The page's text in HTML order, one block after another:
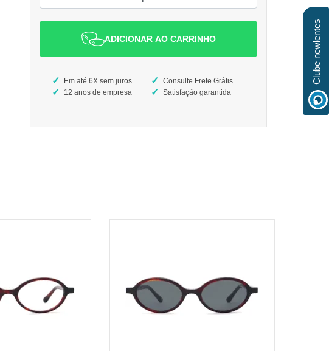
ADICIONAR AO CARRINHO
Em até 6X sem juros
12 anos de empresa
Consulte Frete Grátis
Satisfação garantida
Clube newlentes